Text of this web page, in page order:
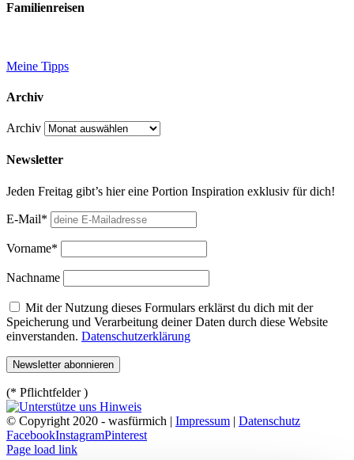
Familienreisen
Meine Tipps
Archiv
Archiv
Newsletter
Jeden Freitag gibt’s hier eine Portion Inspiration exklusiv für dich!
E-Mail*
Vorname*
Nachname
Mit der Nutzung dieses Formulars erklärst du dich mit der
Speicherung und Verarbeitung deiner Daten durch diese Website
einverstanden. Datenschutzerklärung
(* Pflichtfelder )
© Copyright 2020 - wasfürmich | Impressum | Datenschutz
FacebookInstagramPinterest
Page load link